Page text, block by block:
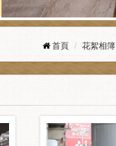
首頁 花絮相簿